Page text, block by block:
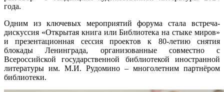
года.
Одним из ключевых мероприятий форума стала встреча-
дискуссия «Открытая книга или Библиотека на стыке миров»
и презентационная сессия проектов к 80-летию снятия
блокады Ленинграда, организованные совместно с
Всероссийской государственной библиотекой иностранной
литературы им. М.И. Рудомино – многолетним партнёром
библиотеки.